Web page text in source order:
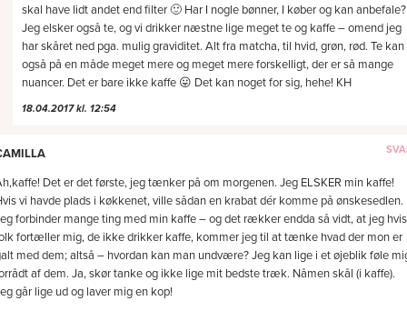
18.04.2017 kl. 12:54
skal have lidt andet end filter 🙂 Har I nogle bønner, I køber og kan anbefale?
Jeg elsker også te, og vi drikker næstne lige meget te og kaffe – omend jeg
har skåret ned pga. mulig graviditet. Alt fra matcha, til hvid, grøn, rød. Te kan
også på en måde meget mere og meget mere forskelligt, der er så mange
nuancer. Det er bare ikke kaffe 😛 Det kan noget for sig, hehe! KH
Det er det første, jeg tænker på om morgenen. Jeg ELSKER min kaffe!
vi havde plads i køkkenet, ville sådan en krabat dér komme på ønskesedlen.
forbinder mange ting med min kaffe – og det rækker endda så vidt, at jeg hvis
fortæller mig, de ikke drikker kaffe, kommer jeg til at tænke hvad der mon er
med dem; altså – hvordan kan man undvære? Jeg kan lige i et øjeblik føle
af dem. Ja, skør tanke og ikke lige mit bedste træk. Nåmen skål (i kaffe).
går lige ud og laver mig en kop!